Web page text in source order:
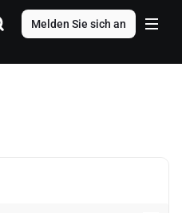
Melden Sie sich an